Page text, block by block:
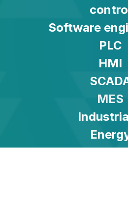
Software
PLC
HMI
MES
Turnkey